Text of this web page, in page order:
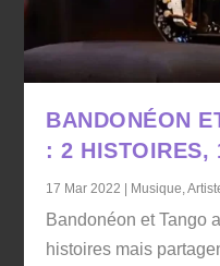
BANDONÉON
: 2 HISTOIRES,
17 Mar 2022 | Musique ,
Bandonéon et Tango
histoires mais